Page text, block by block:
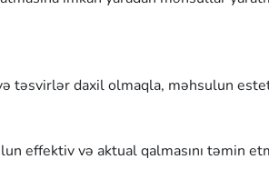
təsvirlər daxil olmaqla, məhsulun
effektiv və aktual qalmasını təmin